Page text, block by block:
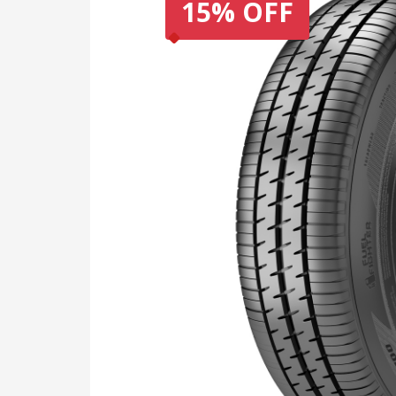
15% OFF